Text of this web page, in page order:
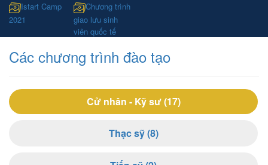
Istart Camp
2021
Chương trình
giao lưu sinh
viên quốc tế
Các chương trình đào tạo
Cử nhân - Kỹ sư (17)
Thạc sỹ (8)